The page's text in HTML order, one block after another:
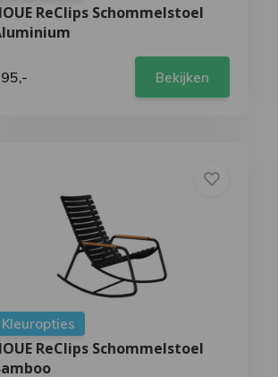
ReClips Schommelstoel
Bekijken
Kleuropties
ReClips Schommelstoel